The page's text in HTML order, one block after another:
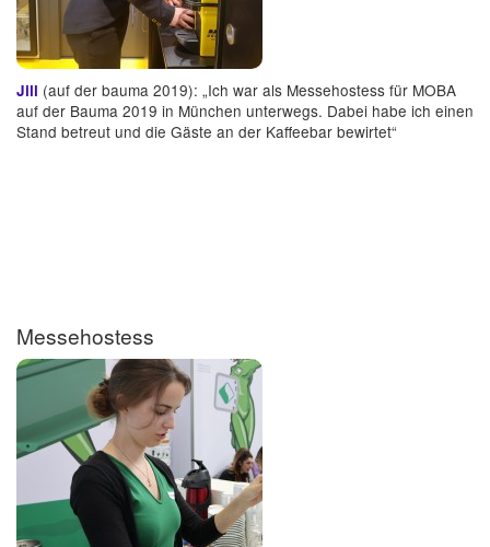
Jill (auf der bauma 2019): „Ich war als Messehostess für MOBA
auf der Bauma 2019 in München unterwegs. Dabei habe ich einen
Stand betreut und die Gäste an der Kaffeebar bewirtet“
Messehostess